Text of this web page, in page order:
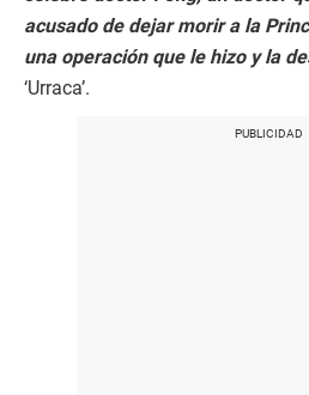
acusado de dejar morir a la
una operación que le hizo y la
‘Urraca’.